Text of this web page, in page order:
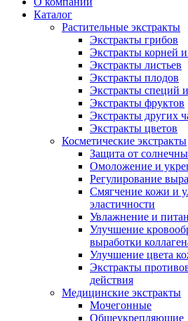
Каталог
Растительные экстракты
Экстракты грибов
Экстракты корней
Экстракты листьев
Экстракты плодов
Экстракты специй
Экстракты фруктов
Экстракты других
Экстракты цветов
Косметические экстракты
Защита от
Омоложение и
Регулирование
Смягчение кожи и
эластичности
Увлажнение и
Улучшение
выработки
Улучшение цвета
Экстракты
действия
Медицинские экстракты
Мочегонные
Общеукрепляющие